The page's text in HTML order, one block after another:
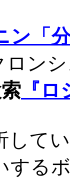
ン「
ロン
『
て
する